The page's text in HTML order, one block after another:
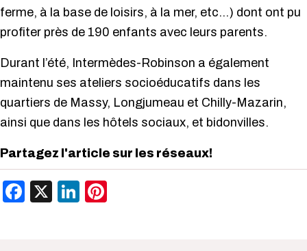
ferme, à la base de loisirs, à la mer, etc…) dont ont pu
profiter près de 190 enfants avec leurs parents.
Durant l’été, Intermèdes-Robinson a également
maintenu ses ateliers socioéducatifs dans les
quartiers de Massy, Longjumeau et Chilly-Mazarin,
ainsi que dans les hôtels sociaux, et bidonvilles.
Partagez l'article sur les réseaux!
Facebook
X LinkedIn